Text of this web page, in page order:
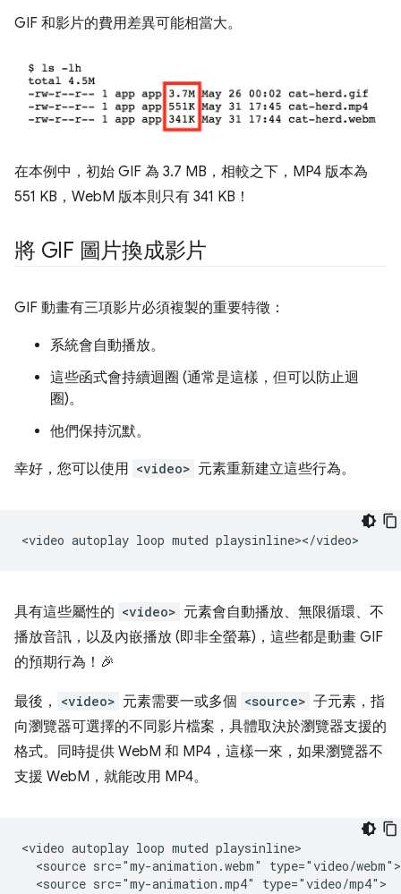
GIF 和影片的費用差異可能相當大。
在本例中，初始 GIF 為 3.7 MB，相較之下，MP4 版本為
551 KB，WebM 版本則只有 341 KB！
將 GIF 圖片換成影片
GIF 動畫有三項影片必須複製的重要特徵：
系統會自動播放。
這些函式會持續迴圈 (通常是這樣，但可以防止迴
圈)。
他們保持沉默。
幸好，您可以使用 <video> 元素重新建立這些行為。
<video autoplay loop muted
具有這些屬性的 <video> 元素會自動播放、無限循環、不
播放音訊，以及內嵌播放 (即非全螢幕)，這些都是動畫 GIF
的預期行為！🎉
最後， <video> 元素需要一或多個 <source> 子元素，指
向瀏覽器可選擇的不同影片檔案，具體取決於瀏覽器支援的
格式。同時提供 WebM 和 MP4，這樣一來，如果瀏覽器不
支援 WebM，就能改用 MP4。
<video autoplay loop muted playsinline>
  <source src="my-animation.webm" type="video/webm">
  <source src="my-animation.mp4" type="video/mp4">